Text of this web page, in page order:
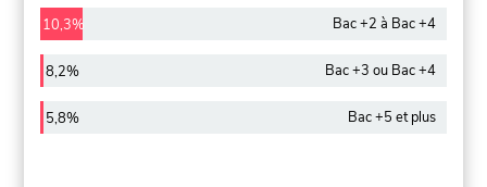
10,3% Bac +2 à Bac +4
8,2% Bac +3 ou Bac +4
5,8% Bac +5 et plus